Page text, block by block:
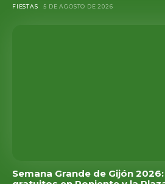
FIESTAS 5 DE AGOSTO DE 2026
Semana Grande de Gijón